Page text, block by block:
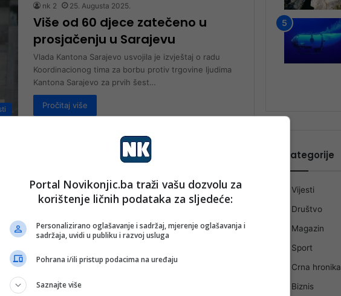
nk 2 25. Augusta 2025.
Više od 60 djece zatečeno u
prosjačenju u Sarajevu
Vlada Kantona Sarajevo usvojila je izvještaj o radu
Koordinacionog tima za borbu protiv trgovine ljudima
Kantona Sarajevo za prvih šest…
Pročitaj više
Ministarstvo sigurnosti BiH:
Među 41 žrtvom trgovine
ljudima samo jedna punoljetna
tranzita i krajnje destinacije za žrtve trgovine ljudima
pokazuju posljednji podaci…
Pročitaj više
nk 2 25. Januara 2025.
Kategorije
Vijesti
Društvo
Magazin
Sport
Crna hronika
Biznis
Portal Novikonjic.ba traži vašu dozvolu za
korištenje ličnih podataka za sljedeće:
Personalizirano oglašavanje i sadržaj, mjerenje oglašavanja i
sadržaja, uvidi u publiku i razvoj usluga
Pohrana i/ili pristup podacima na uređaju
Saznajte više